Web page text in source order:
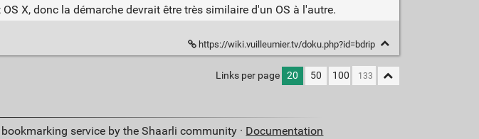
X, donc la démarche devrait être très similaire d'un OS à l'autre.
https://wiki.vuilleumier.tv/doku.php?id=bdrip
Links per page 20 50 100
service by the Shaarli community · Documentation